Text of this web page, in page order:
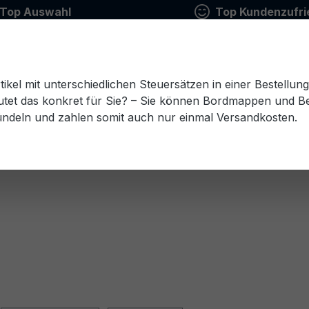
Top Auswahl Top
Estnisch Finnisch Französisch Griechisch
mit unterschiedlichen Steuersätzen in einer
das konkret für Sie? – Sie können Bordmappen und
und zahlen somit auch nur einmal Versandkosten.